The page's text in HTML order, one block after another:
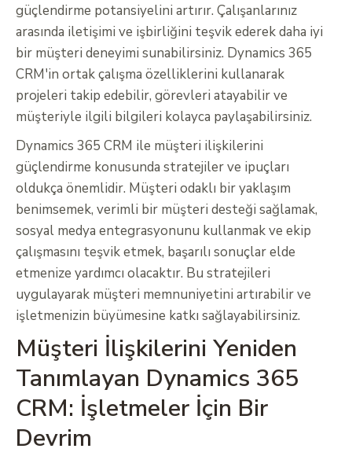
güçlendirme potansiyelini artırır. Çalışanlarınız
arasında iletişimi ve işbirliğini teşvik ederek daha iyi
bir müşteri deneyimi sunabilirsiniz. Dynamics 365
CRM'in ortak çalışma özelliklerini kullanarak
projeleri takip edebilir, görevleri atayabilir ve
müşteriyle ilgili bilgileri kolayca paylaşabilirsiniz.
Dynamics 365 CRM ile müşteri ilişkilerini
güçlendirme konusunda stratejiler ve ipuçları
oldukça önemlidir. Müşteri odaklı bir yaklaşım
benimsemek, verimli bir müşteri desteği sağlamak,
sosyal medya entegrasyonunu kullanmak ve ekip
çalışmasını teşvik etmek, başarılı sonuçlar elde
etmenize yardımcı olacaktır. Bu stratejileri
uygulayarak müşteri memnuniyetini artırabilir ve
işletmenizin büyümesine katkı sağlayabilirsiniz.
Müşteri İlişkilerini Yeniden
Tanımlayan Dynamics 365
CRM: İşletmeler İçin Bir
Devrim